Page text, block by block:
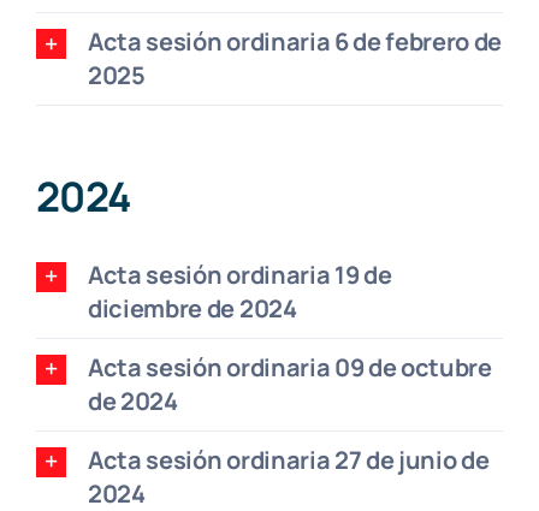
Acta sesión ordinaria 6 de febrero de
2025
2024
Acta sesión ordinaria 19 de
diciembre de 2024
Acta sesión ordinaria 09 de octubre
de 2024
Acta sesión ordinaria 27 de junio de
2024